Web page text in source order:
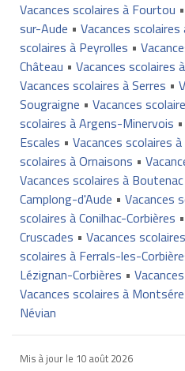
Vacances scolaires à Fourtou •
sur-Aude • Vacances
scolaires à Peyrolles •
Château • Vacances scolaires
Vacances scolaires à Serres •
Sougraigne • Vacances
scolaires à Argens-Minervois •
Escales • Vacances scolaires
scolaires à Ornaisons •
Vacances scolaires à Boutenac
Camplong-d'Aude • Vacances
scolaires à Conilhac-Corbières •
Cruscades • Vacances
scolaires à Ferrals-les-
Lézignan-Corbières •
Vacances scolaires à
Névian
Mis à jour le 10 août 2026